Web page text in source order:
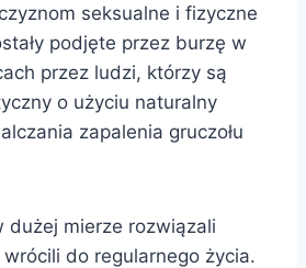
seksualne i fizyczne
podjęte przez burzę w
przez ludzi, którzy są
o użyciu naturalny
zapalenia gruczołu
dużej mierze rozwiązali
do regularnego życia.